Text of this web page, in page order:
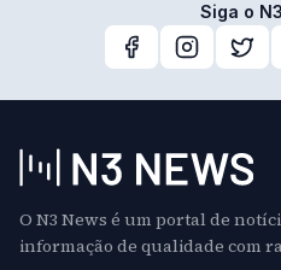
Siga o
O N3 News é um portal de
informação de qualidade com